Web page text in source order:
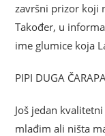
završni prizor koji
Također, u
ime glumice koja
PIPI DUGA
Još jedan
mlađim ali ništa